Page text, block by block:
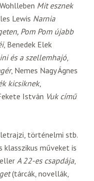
Mit esznek
Lewis Narnia
Pom Pom újabb
, Benedek Elek
és a szellemhajó,
, Nemes Nagy Ágnes
kicsiknek,
István Vuk című
történelmi stb.
műveket is
A 22-es csapdája,
(tárcák, novellák,